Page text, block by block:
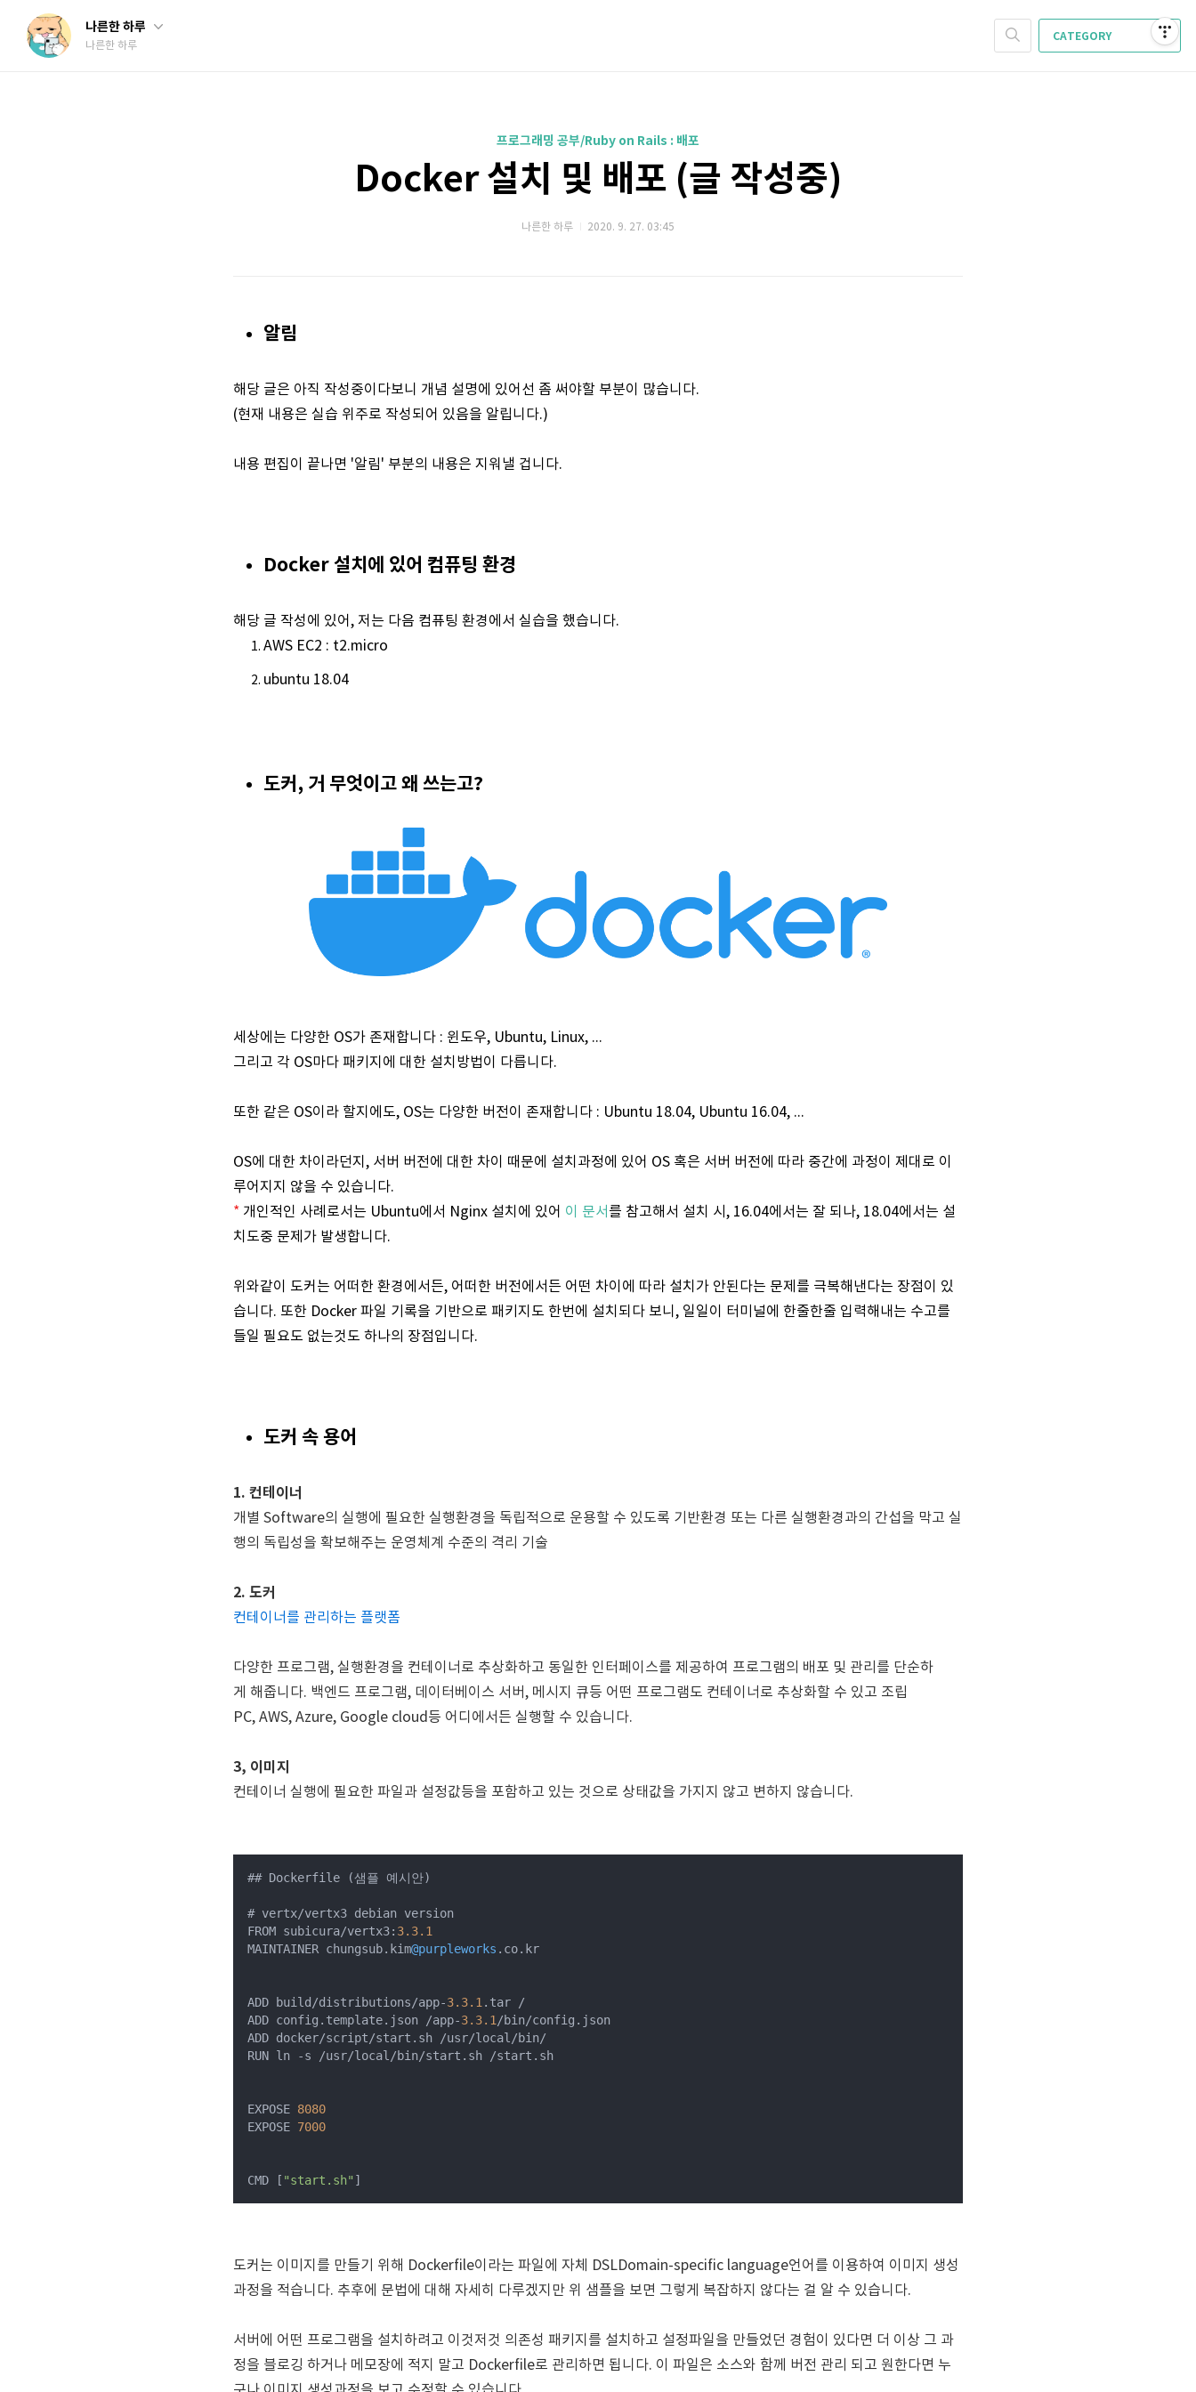
나른한 하루
나른한 하루
CATEGORY
프로그래밍 공부/Ruby on Rails : 배포
Docker 설치 및 배포 (글 작성중)
나른한 하루 2020. 9. 27. 03:45
알림
해당 글은 아직 작성중이다보니 개념 설명에 있어선 좀 써야할 부분이 많습니다.
(현재 내용은 실습 위주로 작성되어 있음을 알립니다.)
내용 편집이 끝나면 '알림' 부분의 내용은 지워낼 겁니다.
Docker 설치에 있어 컴퓨팅 환경
해당 글 작성에 있어, 저는 다음 컴퓨팅 환경에서 실습을 했습니다.
AWS EC2 : t2.micro
ubuntu 18.04
도커, 거 무엇이고 왜 쓰는고?
세상에는 다양한 OS가 존재합니다 : 윈도우, Ubuntu, Linux, ...
그리고 각 OS마다 패키지에 대한 설치방법이 다릅니다.
또한 같은 OS이라 할지에도, OS는 다양한 버전이 존재합니다 : Ubuntu 18.04, Ubuntu 16.04, ...
OS에 대한 차이라던지, 서버 버전에 대한 차이 때문에 설치과정에 있어 OS 혹은 서버 버전에 따라 중간에 과정이 제대로 이
루어지지 않을 수 있습니다.
* 개인적인 사례로서는 Ubuntu에서 Nginx 설치에 있어 이 문서 를 참고해서 설치 시, 16.04에서는 잘 되나, 18.04에서는 설
치도중 문제가 발생합니다.
위와같이 도커는 어떠한 환경에서든, 어떠한 버전에서든 어떤 차이에 따라 설치가 안된다는 문제를 극복해낸다는 장점이 있
습니다. 또한 Docker 파일 기록을 기반으로 패키지도 한번에 설치되다 보니, 일일이 터미널에 한줄한줄 입력해내는 수고를
들일 필요도 없는것도 하나의 장점입니다.
도커 속 용어
1. 컨테이너
개별 Software의 실행에 필요한 실행환경을 독립적으로 운용할 수 있도록 기반환경 또는 다른 실행환경과의 간섭을 막고 실
행의 독립성을 확보해주는 운영체계 수준의 격리 기술
2. 도커
컨테이너를 관리하는 플랫폼
다양한 프로그램, 실행환경을 컨테이너로 추상화하고 동일한 인터페이스를 제공하여 프로그램의 배포 및 관리를 단순하
게 해줍니다. 백엔드 프로그램, 데이터베이스 서버, 메시지 큐등 어떤 프로그램도 컨테이너로 추상화할 수 있고 조립
PC, AWS, Azure, Google cloud등 어디에서든 실행할 수 있습니다.
3, 이미지
컨테이너 실행에 필요한 파일과 설정값등을 포함하고 있는 것으로 상태값을 가지지 않고 변하지 않습니다.
## Dockerfile (샘플 예시안)
# vertx/vertx3 debian version
FROM subicura/vertx3: 3.3.1
MAINTAINER chungsub.kim@purpleworks .co.kr
ADD build/distributions/app-3.3.1 .tar /
ADD config.template.json /app-3.3.1 /bin/config.json
ADD docker/script/start.sh /usr/local/bin/
RUN ln -s /usr/local/bin/start.sh /start.sh
EXPOSE 8080
EXPOSE 7000
CMD [ "start.sh" ]
도커는 이미지를 만들기 위해 Dockerfile이라는 파일에 자체 DSLDomain-specific language언어를 이용하여 이미지 생성
과정을 적습니다. 추후에 문법에 대해 자세히 다루겠지만 위 샘플을 보면 그렇게 복잡하지 않다는 걸 알 수 있습니다.
서버에 어떤 프로그램을 설치하려고 이것저것 의존성 패키지를 설치하고 설정파일을 만들었던 경험이 있다면 더 이상 그 과
정을 블로깅 하거나 메모장에 적지 말고 Dockerfile로 관리하면 됩니다. 이 파일은 소스와 함께 버전 관리 되고 원한다면 누